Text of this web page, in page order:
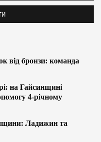
від бронзи: команда
на Гайсинщині
4-річному
Ладижин та